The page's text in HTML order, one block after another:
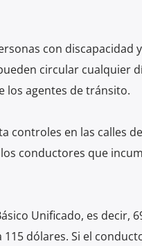
con discapacidad
circular cualquier
los agentes de tránsito.
controles en las calles
conductores que
Unificado, es decir,
dólares. Si el